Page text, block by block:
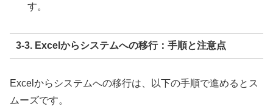
す。
3-3. Excelからシステムへの移行：手順と注意点
Excelからシステムへの移行は、以下の手順で進めるとス
ムーズです。